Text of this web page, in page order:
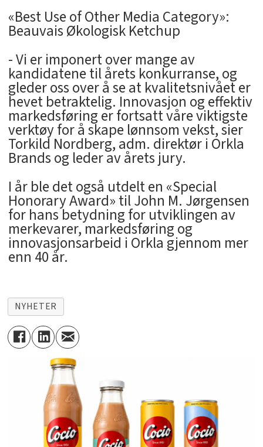
«Best Use of Other Media Category»:
Beauvais Økologisk Ketchup
- Vi er imponert over mange av
kandidatene til årets konkurranse, og
gleder oss over å se at kvalitetsnivået er
hevet betraktelig. Innovasjon og effektiv
markedsføring er fortsatt våre viktigste
verktøy for å skape lønnsom vekst, sier
Torkild Nordberg, adm. direktør i Orkla
Brands og leder av årets jury.
I år ble det også utdelt en «Special
Honorary Award» til John M. Jørgensen
for hans betydning for utviklingen av
merkevarer, markedsføring og
innovasjonsarbeid i Orkla gjennom mer
enn 40 år.
NYHETER